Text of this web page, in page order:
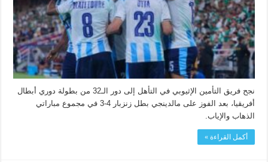
نجح فريق التأمين الإثيوبي في التأهل إلى دور الـ32 من بطولة دوري أبطال
أفريقيا، بعد الفوز على مالدينجي بطل زنزبار 4-3 في مجموع مباراتي
الذهاب والإياب.
أكمل القراءة »